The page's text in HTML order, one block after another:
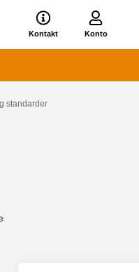
Kontakt Konto
standarder